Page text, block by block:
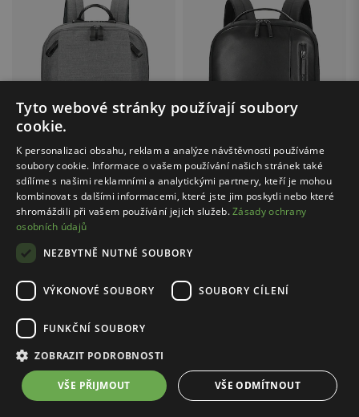
Cena s kódem FINAL20: 1119.20 Kč
RELAKS / R90005-40
Textilní batoh RELAKS šedý melange
1399.00 Kč
Nejnižší cena: 1599.00 Kč
Cena s kódem FINAL20: 1759.20 Kč
2199.00 Kč
Nejnižší cena: 2299.00 Kč
2
Tyto webové stránky používají soubory
cookie.
K personalizaci obsahu, reklam a analýze návštěvnosti používáme
soubory cookie. Informace o vašem používání našich stránek také
sdílíme s našimi reklamními a analytickými partnery, kteří je mohou
kombinovat s dalšími informacemi, které jste jim poskytli nebo které
shromáždili při vašem používání jejich služeb.Zásady ochrany
osobních údajů
NEZBYTNĚ NUTNÉ SOUBORY
VÝKONOVÉ SOUBORY SOUBORY CÍLENÍ
FUNKČNÍ SOUBORY
ZOBRAZIT PODROBNOSTI
VŠE PŘIJMOUT VŠE ODMÍTNOUT